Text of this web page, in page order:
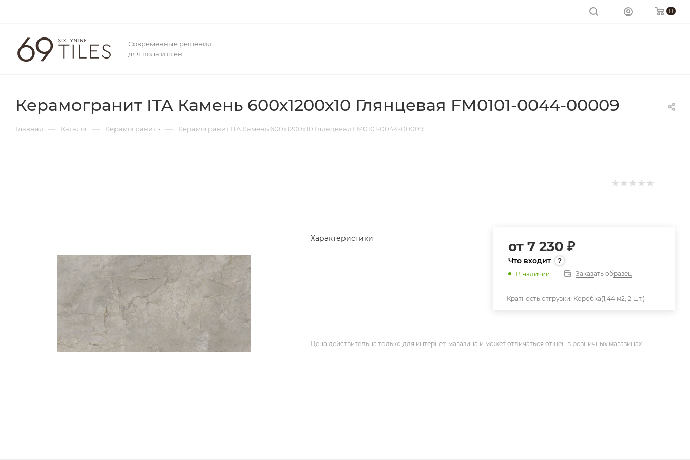
0
Современные решения
для пола и стен
Керамогранит ITA Камень 600х1200х10 Глянцевая FM0101-0044-00009
Главная — Каталог — Керамогранит — Керамогранит ITA Камень 600х1200х10 Глянцевая FM0101-0044-00009
Характеристики от 7 230 ₽
Что входит
В наличии Заказать образец
Кратность отгрузки: Коробка(1,44 м2, 2 шт.)
Цена действительна только для интернет-магазина и может отличаться от цен в розничных магазинах